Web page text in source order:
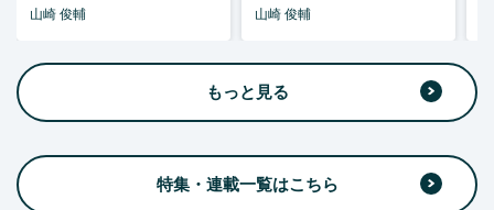
山崎 俊輔 山崎 俊輔
もっと見る
特集・連載一覧はこちら